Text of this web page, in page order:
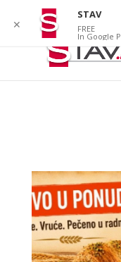
✕
STAV
FREE
In Google